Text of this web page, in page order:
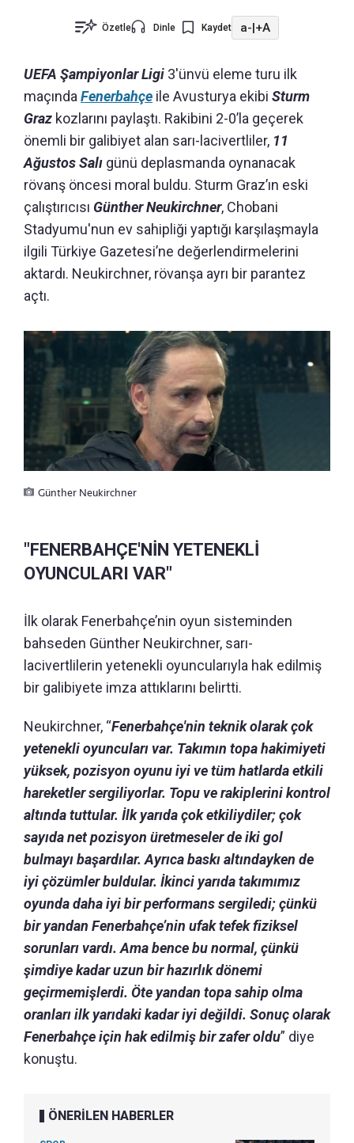
Özetle Dinle Kaydet a-|+A
UEFA Şampiyonlar Ligi 3'ünvü eleme turu ilk
maçındaFenerbahçe ile Avusturya ekibi Sturm
Graz kozlarını paylaştı. Rakibini 2-0’la geçerek
önemli bir galibiyet alan sarı-lacivertliler, 11
Ağustos Salı günü deplasmanda oynanacak
rövanş öncesi moral buldu. Sturm Graz’ın eski
çalıştırıcısı Günther Neukirchner, Chobani
Stadyumu'nun ev sahipliği yaptığı karşılaşmayla
ilgili Türkiye Gazetesi’ne değerlendirmelerini
aktardı. Neukirchner, rövanşa ayrı bir parantez
açtı.
Günther Neukirchner
"FENERBAHÇE'NİN YETENEKLİ
OYUNCULARI VAR"
İlk olarak Fenerbahçe’nin oyun sisteminden
bahseden Günther Neukirchner, sarı-
lacivertlilerin yetenekli oyuncularıyla hak edilmiş
bir galibiyete imza attıklarını belirtti.
Neukirchner, “Fenerbahçe'nin teknik olarak çok
yetenekli oyuncuları var. Takımın topa hakimiyeti
yüksek, pozisyon oyunu iyi ve tüm hatlarda etkili
hareketler sergiliyorlar. Topu ve rakiplerini kontrol
altında tuttular. İlk yarıda çok etkiliydiler; çok
sayıda net pozisyon üretmeseler de iki gol
bulmayı başardılar. Ayrıca baskı altındayken de
iyi çözümler buldular. İkinci yarıda takımımız
oyunda daha iyi bir performans sergiledi; çünkü
bir yandan Fenerbahçe’nin ufak tefek fiziksel
sorunları vardı. Ama bence bu normal, çünkü
şimdiye kadar uzun bir hazırlık dönemi
geçirmemişlerdi. Öte yandan topa sahip olma
oranları ilk yarıdaki kadar iyi değildi. Sonuç olarak
Fenerbahçe için hak edilmiş bir zafer oldu” diye
konuştu.
ÖNERİLEN HABERLER